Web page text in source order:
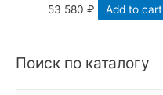
Поиск по каталогу
53 580₽ Add to cart